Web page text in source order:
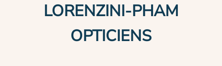
LORENZINI-PHAM
OPTICIENS